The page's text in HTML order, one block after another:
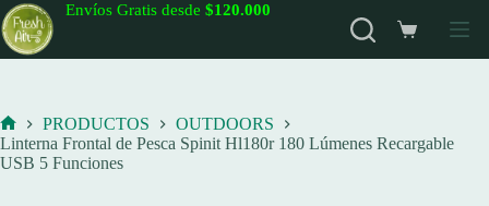
Saltar
al
contenido
Envíos Gratis desde $120.000
Carro
de
Inicio
PRODUCTOS
OUTDOORS
Linterna Frontal de Pesca Spinit Hl180r 180 Lúmenes Recargable
USB 5 Funciones